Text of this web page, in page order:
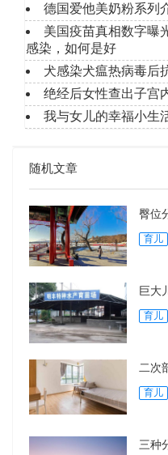
德国爱他美奶粉系列
美国疫苗真相数字曝
感染，如何是好
犬感染犬瘟热病毒后
绝经后女性查出子宫
我与女儿的幸福小生
随机文章
臀位
育儿
巨大
育儿
二次
育儿
三种